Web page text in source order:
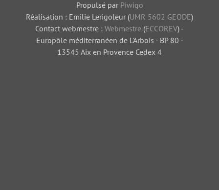
Propulsé par Piwigo
Réalisation : Emilie Lerigoleur (UMR 5602 GEODE)
Contact webmestre : Webmestre (ECCOREV) -
Europôle méditerranéen de L'Arbois - BP 80 -
13545 Aix en Provence Cedex 4